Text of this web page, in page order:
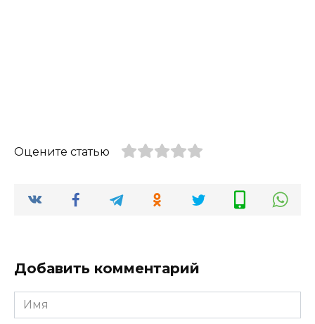
Оцените статью
Добавить комментарий
Имя
*